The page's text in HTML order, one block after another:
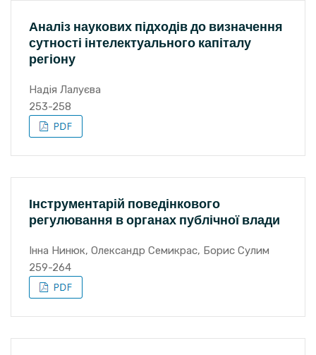
Аналіз наукових підходів до визначення
сутності інтелектуального капіталу
регіону
Надія Лалуєва
253-258
Інструментарій поведінкового
регулювання в органах публічної влади
Інна Нинюк, Олександр Семикрас, Борис Сулим
259-264